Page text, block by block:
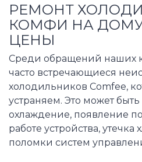
РЕМОНТ
КОМФИ НА
ЦЕНЫ
Среди обращений наших
часто встречающиеся
холодильников Comfee,
устраняем. Это может
охлаждение, появление
работе устройства, утечка
поломки систем